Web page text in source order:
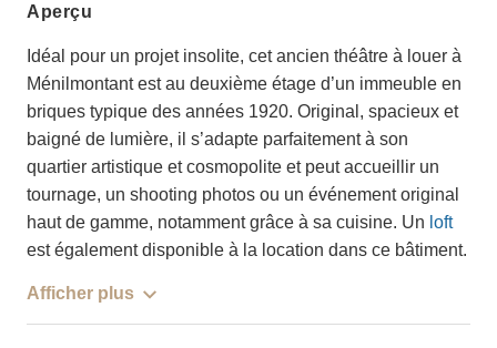
aperçu
Idéal pour un projet insolite, cet ancien théâtre à louer à
Ménilmontant est au deuxième étage d’un immeuble en
briques typique des années 1920. Original, spacieux et
baigné de lumière, il s’adapte parfaitement à son
quartier artistique et cosmopolite et peut accueillir un
tournage, un shooting photos ou un événement original
haut de gamme, notamment grâce à sa cuisine. Un loft
est également disponible à la location dans ce bâtiment.
Afficher plus